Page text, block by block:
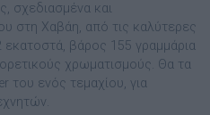
σχεδιασµένα και
στη Χαβάη, από τις καλύτερες
βάρος 155 γραµµάρια
χρωµατισµούς. Θα τα
του ενός τεµαχίου, για